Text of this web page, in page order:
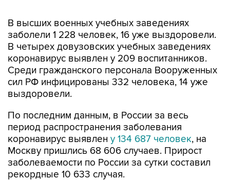
В высших военных учебных заведениях
заболели 1 228 человек, 16 уже выздоровели.
В четырех довузовских учебных заведениях
коронавирус выявлен у 209 воспитанников.
Среди гражданского персонала Вооруженных
сил РФ инфицированы 332 человека, 14 уже
выздоровели.
По последним данным, в России за весь
период распространения заболевания
коронавирус выявлен у 134 687 человек, на
Москву пришлись 68 606 случаев. Прирост
заболеваемости по России за сутки составил
рекордные 10 633 случая.